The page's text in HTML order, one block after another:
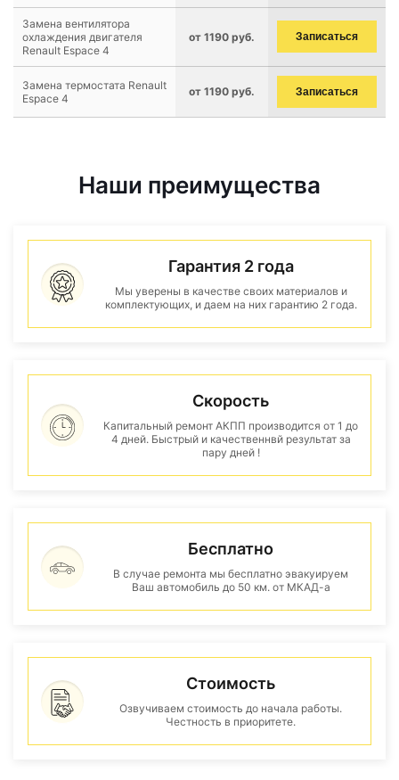
Замена вентилятора
охлаждения двигателя
Renault Espace 4
от 1190 руб. Записаться
Замена термостата Renault
Espace 4
от 1190 руб. Записаться
Наши преимущества
Гарантия 2 года
Мы уверены в качестве своих материалов и
комплектующих, и даем на них гарантию 2 года.
Скорость
Капитальный ремонт АКПП производится от 1 до
4 дней. Быстрый и качественнвй результат за
пару дней !
Бесплатно
В случае ремонта мы бесплатно эвакуируем
Ваш автомобиль до 50 км. от МКАД-а
Стоимость
Озвучиваем стоимость до начала работы.
Честность в приоритете.